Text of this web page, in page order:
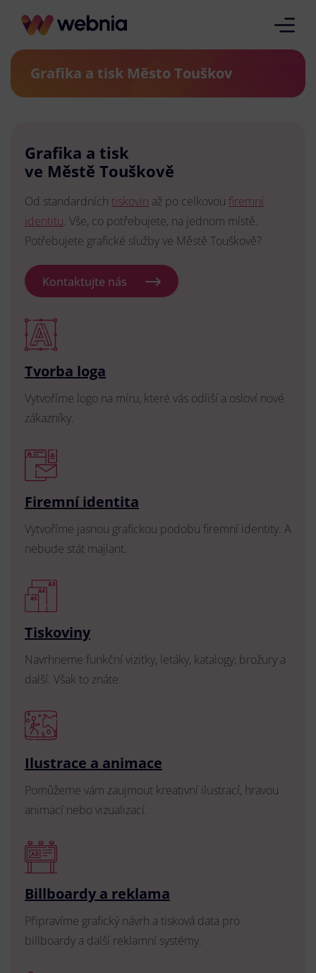
Grafika a tisk Město Touškov
Grafika a tisk
ve Městě Touškově
Od standardních tiskovin až po celkovou firemní
identitu. Vše, co potřebujete, na jednom místě.
Potřebujete grafické služby ve Městě Touškově?
Kontaktujte nás
Tvorba loga
Vytvoříme logo na míru, které vás odliší a osloví nové
zákazníky.
Firemní identita
Vytvoříme jasnou grafickou podobu firemní identity. A
nebude stát majlant.
Tiskoviny
Navrhneme funkční vizitky, letáky, katalogy, brožury a
další. Však to znáte.
Ilustrace a animace
Pomůžeme vám zaujmout kreativní ilustrací, hravou
animací nebo vizualizací.
Billboardy a reklama
Připravíme grafický návrh a tisková data pro
billboardy a další reklamní systémy.